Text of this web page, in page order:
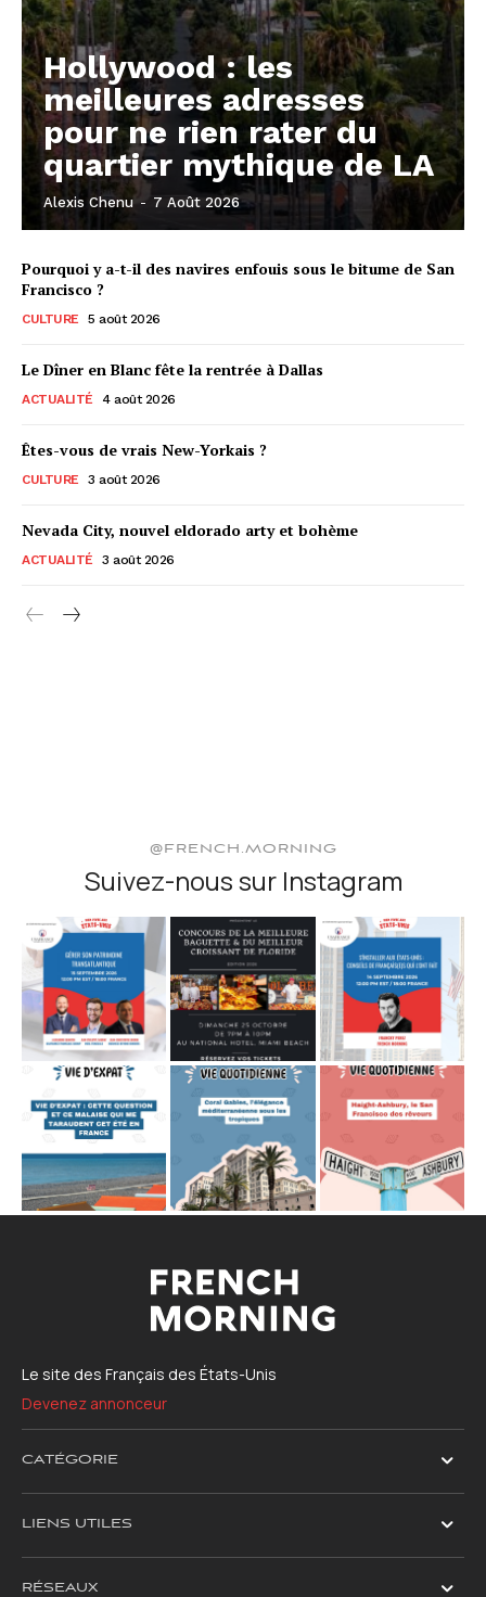
Hollywood : les
meilleures adresses
pour ne rien rater du
quartier mythique de LA
Alexis Chenu - 7 Août 2026
Pourquoi y a-t-il des navires enfouis sous le bitume de San
Francisco ?
CULTURE 5 août 2026
Le Dîner en Blanc fête la rentrée à Dallas
ACTUALITÉ 4 août 2026
Êtes-vous de vrais New-Yorkais ?
CULTURE 3 août 2026
Nevada City, nouvel eldorado arty et bohème
ACTUALITÉ 3 août 2026
@FRENCH.MORNING
Suivez-nous sur Instagram
Le site des Français des États-Unis
Devenez annonceur
CATÉGORIE
LIENS UTILES
RÉSEAUX